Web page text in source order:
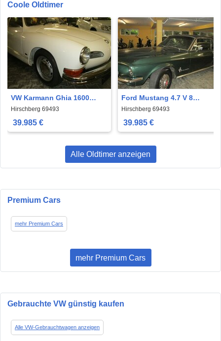
Coole Oldtimer
VW Karmann Ghia 1600
Coupe
Hirschberg 69493
39.985 €
Ford Mustang 4.7 V 8
Modelljahr 1967
Hirschberg 69493
39.985 €
Alle Oldtimer anzeigen
Premium Cars
mehr Premium Cars
mehr Premium Cars
Gebrauchte VW günstig kaufen
Alle VW-Gebrauchtwagen anzeigen